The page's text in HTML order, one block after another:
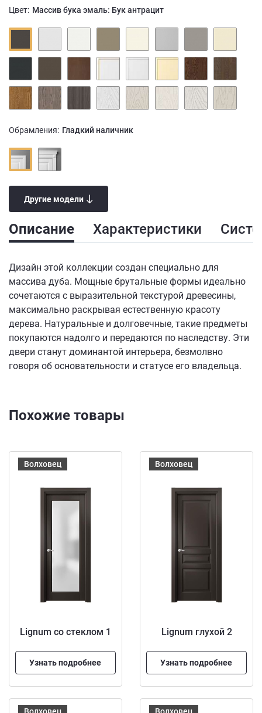
Описание Характеристики
Дизайн этой коллекции создан специально для
массива дуба. Мощные брутальные формы идеально
сочетаются с выразительной текстурой древесины,
максимально раскрывая естественную красоту
дерева. Натуральные и долговечные, такие предметы
покупаются надолго и передаются по наследству. Эти
двери станут доминантой интерьера, безмолвно
говоря об основательности и статусе его владельца.
Цвет: Массив бука эмаль: Бук антрацит
Обрамления: Гладкий наличник
Другие модели
Похожие товары
Волховец
Lignum со стеклом 1
Узнать подробнее
Волховец
Lignum глухой 2
Узнать подробнее